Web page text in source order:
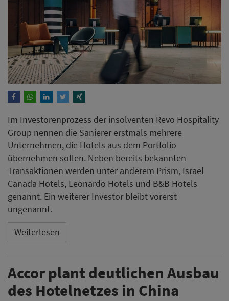
Im Investorenprozess der insolventen Revo Hospitality
Group nennen die Sanierer erstmals mehrere
Unternehmen, die Hotels aus dem Portfolio
übernehmen sollen. Neben bereits bekannten
Transaktionen werden unter anderem Prism, Israel
Canada Hotels, Leonardo Hotels und B&B Hotels
genannt. Ein weiterer Investor bleibt vorerst
ungenannt.
Weiterlesen
Accor plant deutlichen Ausbau
des Hotelnetzes in China